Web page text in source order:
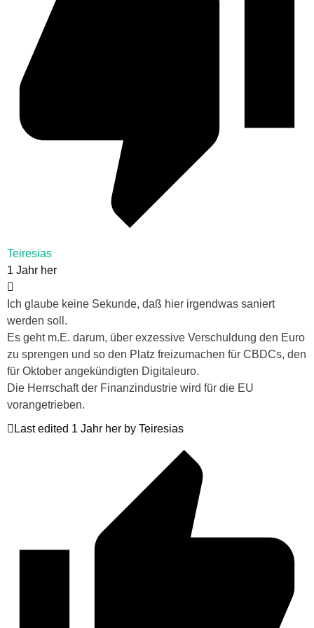
Teiresias
1 Jahr her
Ich glaube keine Sekunde, daß hier irgendwas saniert
werden soll.
Es geht m.E. darum, über exzessive Verschuldung den Euro
zu sprengen und so den Platz freizumachen für CBDCs, den
für Oktober angekündigten Digitaleuro.
Die Herrschaft der Finanzindustrie wird für die EU
vorangetrieben.
Last edited 1 Jahr her by Teiresias